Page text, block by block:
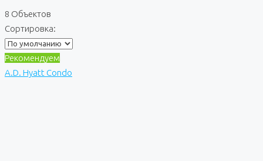
8 Объектов
Сортировка:
Рекомендуем
A.D. Hyatt Condo